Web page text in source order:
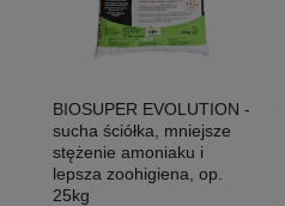
BIOSUPER EVOLUTION -
sucha ściółka, mniejsze
stężenie amoniaku i
lepsza zoohigiena, op.
25kg